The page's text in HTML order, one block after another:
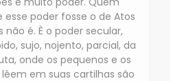
esse poder fosse o de Atos
não é. È o poder secular,
sujo, nojento, parcial, da
onde os pequenos e os
em suas cartilhas são